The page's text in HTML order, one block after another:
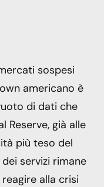
sospesi
americano è
di dati che
Reserve, già alle
più teso del
servizi rimane
alla crisi